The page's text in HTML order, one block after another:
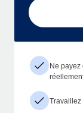
Ne payez
Travaillez